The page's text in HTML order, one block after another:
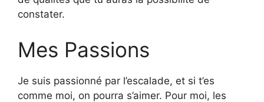
constater.
Mes Passions
Je suis passionné par l’escalade, et si t’es
comme moi, on pourra s’aimer. Pour moi, les